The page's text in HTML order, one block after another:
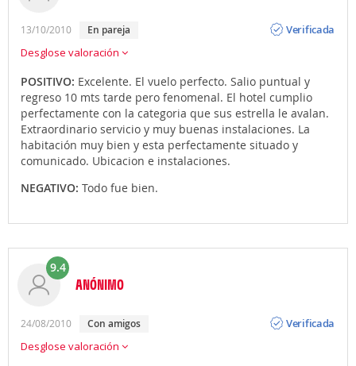
13/10/2010 en pareja
Verificada
Desglose valoración
POSITIVO: Excelente. El vuelo perfecto. Salio puntual y
regreso 10 mts tarde pero fenomenal. El hotel cumplio
perfectamente con la categoria que sus estrella le avalan.
Extraordinario servicio y muy buenas instalaciones. La
habitación muy bien y esta perfectamente situado y
comunicado. Ubicacion e instalaciones.
NEGATIVO: Todo fue bien.
9.4
ANÓNIMO
24/08/2010 con amigos
Verificada
Desglose valoración